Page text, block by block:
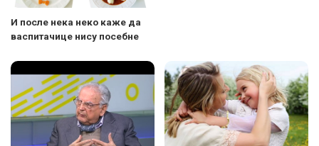
И после нека неко каже да
васпитачице нису посебне